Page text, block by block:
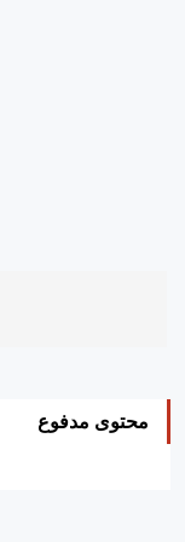
محتوى مدفوع